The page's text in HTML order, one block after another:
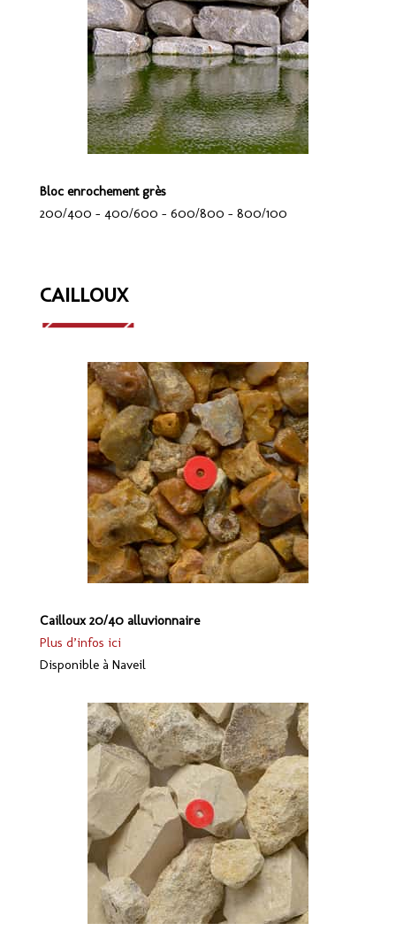
Bloc enrochement grès
200/400 – 400/600 – 600/800 – 800/100
CAILLOUX
Cailloux 20/40 alluvionnaire
Plus d’infos ici
Disponible à Naveil